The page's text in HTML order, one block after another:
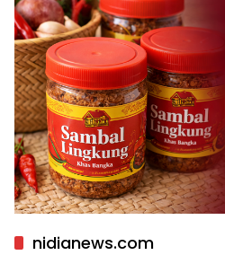
nidianews.com